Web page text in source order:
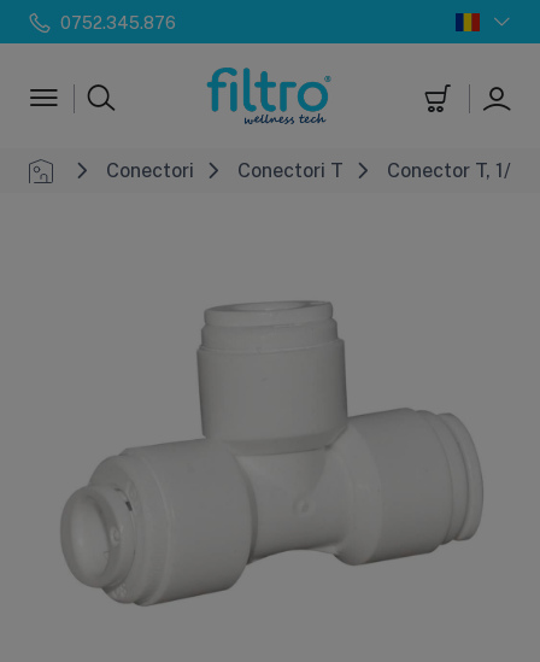
0752.345.876
Conectori Conectori T Conector T, 1/